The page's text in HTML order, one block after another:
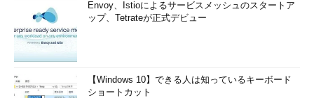
Envoy、Istioによるサービスメッシュのスタートア
ップ、Tetrateが正式デビュー
【Windows 10】できる人は知っているキーボード
ショートカット